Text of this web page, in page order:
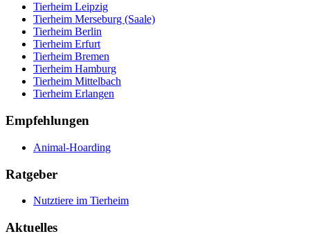
Tierheim Leipzig
Tierheim Merseburg (Saale)
Tierheim Berlin
Tierheim Erfurt
Tierheim Bremen
Tierheim Hamburg
Tierheim Mittelbach
Tierheim Erlangen
Empfehlungen
Animal-Hoarding
Ratgeber
Nutztiere im Tierheim
Aktuelles